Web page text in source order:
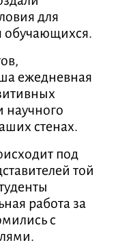
для
обучающихся.
ежедневная
научного
стенах.
под
той
работа за
с